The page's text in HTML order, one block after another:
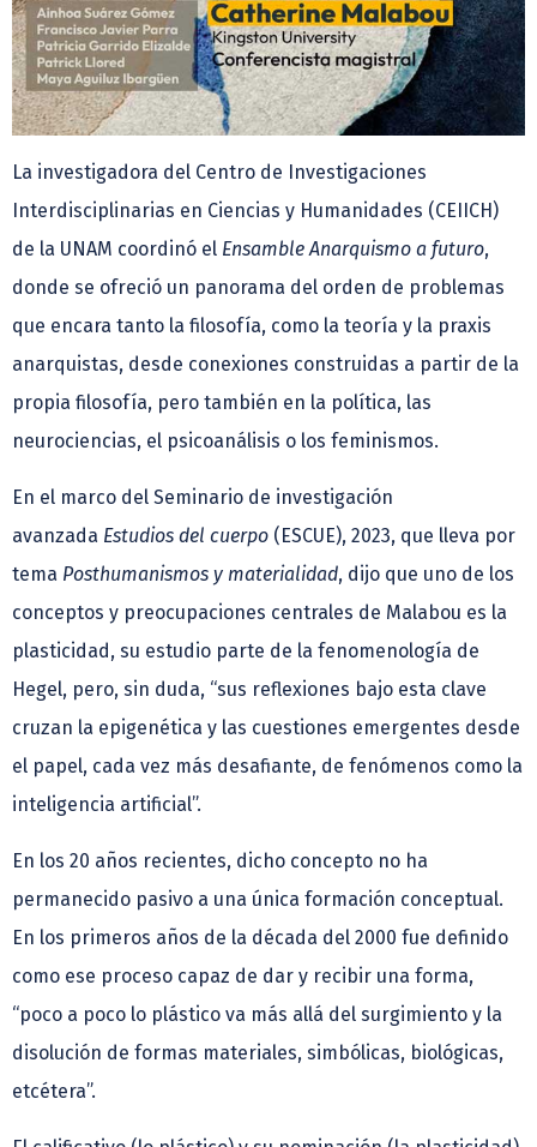
La investigadora del Centro de Investigaciones
Interdisciplinarias en Ciencias y Humanidades (CEIICH)
de la UNAM coordinó el Ensamble Anarquismo a futuro,
donde se ofreció un panorama del orden de problemas
que encara tanto la filosofía, como la teoría y la praxis
anarquistas, desde conexiones construidas a partir de la
propia filosofía, pero también en la política, las
neurociencias, el psicoanálisis o los feminismos.
En el marco del Seminario de investigación
avanzada Estudios del cuerpo (ESCUE), 2023, que lleva por
tema Posthumanismos y materialidad, dijo que uno de los
conceptos y preocupaciones centrales de Malabou es la
plasticidad, su estudio parte de la fenomenología de
Hegel, pero, sin duda, “sus reflexiones bajo esta clave
cruzan la epigenética y las cuestiones emergentes desde
el papel, cada vez más desafiante, de fenómenos como la
inteligencia artificial”.
En los 20 años recientes, dicho concepto no ha
permanecido pasivo a una única formación conceptual.
En los primeros años de la década del 2000 fue definido
como ese proceso capaz de dar y recibir una forma,
“poco a poco lo plástico va más allá del surgimiento y la
disolución de formas materiales, simbólicas, biológicas,
etcétera”.